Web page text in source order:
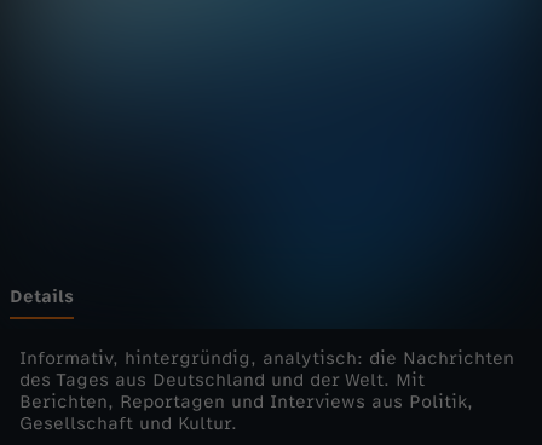
-
h
e
Details
Informativ, hintergründig, analytisch: die Nachrichten
des Tages aus Deutschland und der Welt. Mit
Berichten, Reportagen und Interviews aus Politik,
Gesellschaft und Kultur.